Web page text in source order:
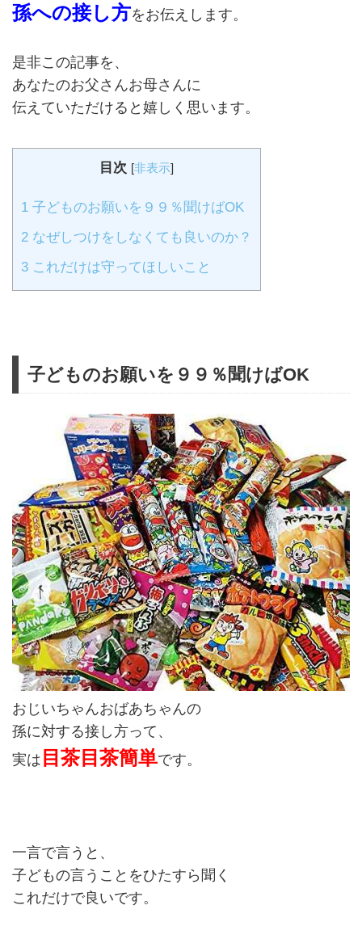
孫への接し方をお伝えします。
是非この記事を、
あなたのお父さんお母さんに
伝えていただけると嬉しく思います。
目次 [非表示]
1 子どものお願いを９９％聞けばOK
2 なぜしつけをしなくても良いのか？
3 これだけは守ってほしいこと
子どものお願いを９９％聞けばOK
おじいちゃんおばあちゃんの
孫に対する接し方って、
実は 目茶目茶簡単です。
一言で言うと、
子どもの言うことをひたすら聞く
これだけで良いです。